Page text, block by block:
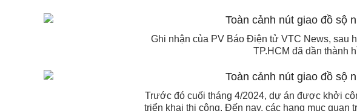
Ghi nhận của PV Báo Điện tử VTC News, sau
TP.HCM đã dần thành
Trước đó cuối tháng 4/2024, dự án được khởi
triển khai thi công. Đến nay, các hạng mục